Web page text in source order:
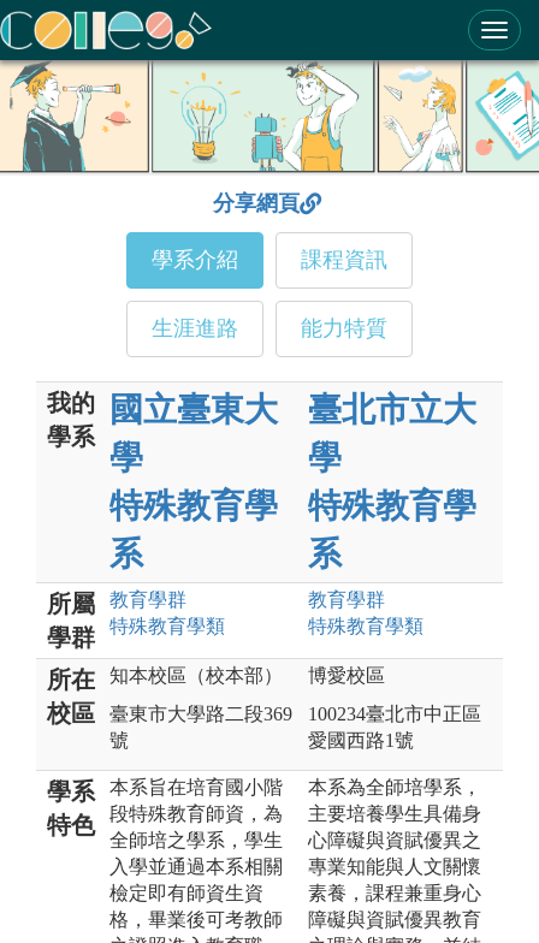
ColleGo! 大學選才與高中育才輔助系統
分享網頁
學系介紹 課程資訊
生涯進路 能力特質
我的
學系
國立臺東大
學
特殊教育學
系
臺北市立大
學
特殊教育學
系
所屬
學群
教育學群
特殊教育學類
教育學群
特殊教育學類
所在
校區
知本校區（校本部）
臺東市大學路二段369
號
博愛校區
100234臺北市中正區
愛國西路1號
學系
特色
本系旨在培育國小階
段特殊教育師資，為
全師培之學系，學生
入學並通過本系相關
檢定即有師資生資
格，畢業後可考教師
本系為全師培學系，
主要培養學生具備身
心障礙與資賦優異之
專業知能與人文關懷
素養，課程兼重身心
障礙與資賦優異教育